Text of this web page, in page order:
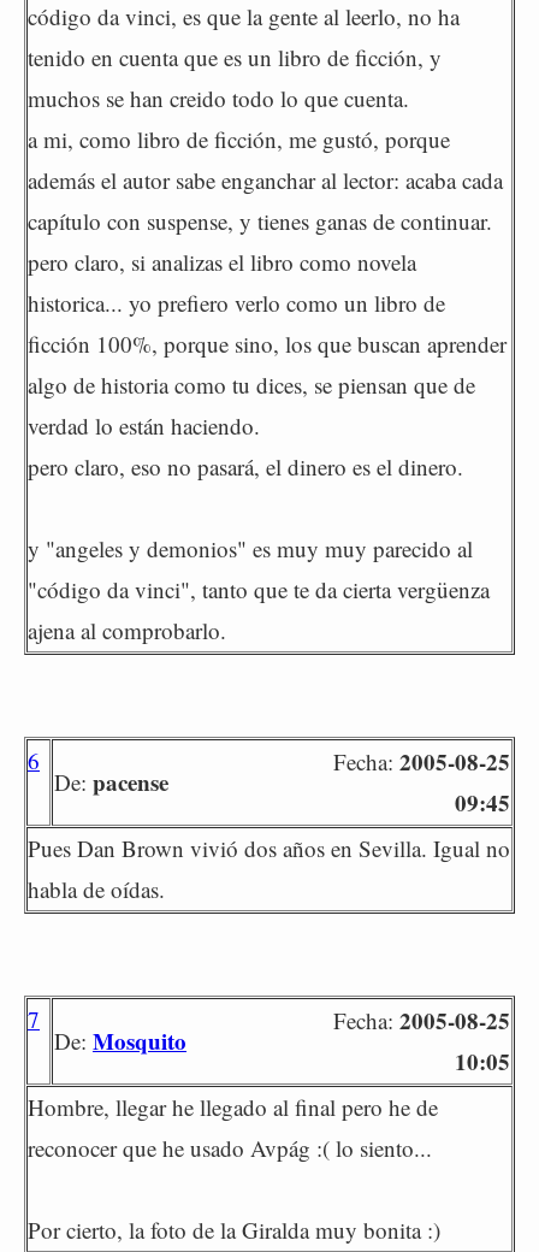
código da vinci, es que la gente al leerlo, no ha
tenido en cuenta que es un libro de ficción, y
muchos se han creido todo lo que cuenta.
a mi, como libro de ficción, me gustó, porque
además el autor sabe enganchar al lector: acaba cada
capítulo con suspense, y tienes ganas de continuar.
pero claro, si analizas el libro como novela
historica... yo prefiero verlo como un libro de
ficción 100%, porque sino, los que buscan aprender
algo de historia como tu dices, se piensan que de
verdad lo están haciendo.
pero claro, eso no pasará, el dinero es el dinero.
y "angeles y demonios" es muy muy parecido al
"código da vinci", tanto que te da cierta vergüenza
ajena al comprobarlo.
6
De: pacense
Fecha: 2005-08-25
09:45
Pues Dan Brown vivió dos años en Sevilla. Igual no
habla de oídas.
7
De: Mosquito
Fecha: 2005-08-25
10:05
Hombre, llegar he llegado al final pero he de
reconocer que he usado Avpág :( lo siento...
Por cierto, la foto de la Giralda muy bonita :)